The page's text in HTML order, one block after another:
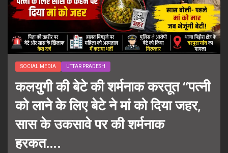
SOCIAL MEDIA UTTAR PRADESH
कलयुगी की बेटे की शर्मनाक करतूत “पत्नी
को लाने के लिए बेटे ने मां को दिया जहर,
सास के उकसावे पर की शर्मनाक
हरकत….